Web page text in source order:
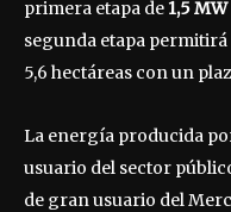
primera etapa de 1,5 MW
segunda etapa
5,6 hectáreas con un
La energía producida
usuario del sector
de gran usuario del